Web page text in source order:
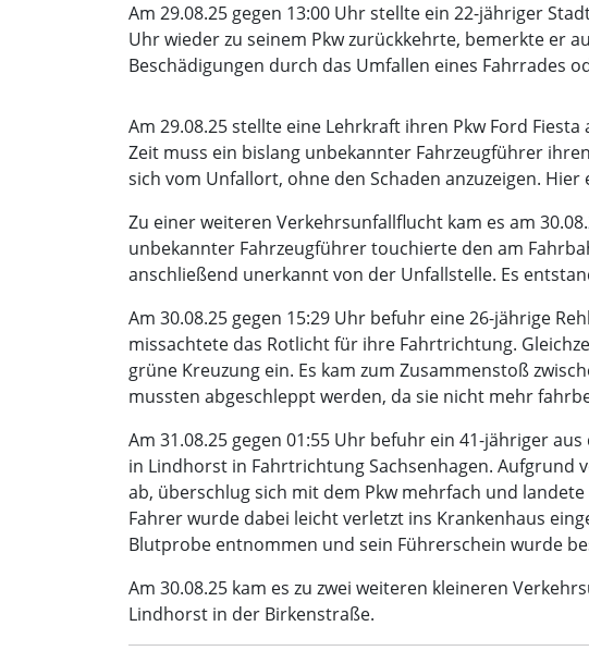
Am 29.08.25 gegen 13:00 Uhr stellte ein 22-jähriger
Uhr wieder zu seinem Pkw zurückkehrte, bemerkte er
Beschädigungen durch das Umfallen eines Fahrrades
Am 29.08.25 stellte eine Lehrkraft ihren Pkw Ford
Zeit muss ein bislang unbekannter Fahrzeugführer
sich vom Unfallort, ohne den Schaden anzuzeigen.
Zu einer weiteren Verkehrsunfallflucht kam es am
unbekannter Fahrzeugführer touchierte den am
anschließend unerkannt von der Unfallstelle. Es
Am 30.08.25 gegen 15:29 Uhr befuhr eine 26-jährige
missachtete das Rotlicht für ihre Fahrtrichtung.
grüne Kreuzung ein. Es kam zum Zusammenstoß
mussten abgeschleppt werden, da sie nicht mehr
Am 31.08.25 gegen 01:55 Uhr befuhr ein 41-jähriger
in Lindhorst in Fahrtrichtung Sachsenhagen. Aufgrund
ab, überschlug sich mit dem Pkw mehrfach und
Fahrer wurde dabei leicht verletzt ins Krankenhaus
Blutprobe entnommen und sein Führerschein wurde
Am 30.08.25 kam es zu zwei weiteren kleineren
Lindhorst in der Birkenstraße.